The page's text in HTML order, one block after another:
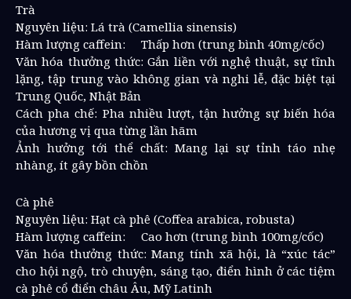
Trà
Nguyên liệu: Lá trà (Camellia sinensis)
Hàm lượng caffein:
Thấp hơn (trung bình 40mg/cốc)
Văn hóa thưởng thức: Gắn liền với nghệ thuật, sự tĩnh
lặng, tập trung vào không gian và nghi lễ, đặc biệt tại
Trung Quốc, Nhật Bản
Cách pha chế: Pha nhiều lượt, tận hưởng sự biến hóa
của hương vị qua từng lần hãm
Ảnh hưởng tới thể chất: Mang lại sự tỉnh táo nhẹ
nhàng, ít gây bồn chồn
Cà phê
Nguyên liệu: Hạt cà phê (Coffea arabica, robusta)
Hàm lượng caffein:
Cao hơn (trung bình 100mg/cốc)
Văn hóa thưởng thức: Mang tính xã hội, là “xúc tác”
cho hội ngộ, trò chuyện, sáng tạo, điển hình ở các tiệm
cà phê cổ điển châu Âu, Mỹ Latinh